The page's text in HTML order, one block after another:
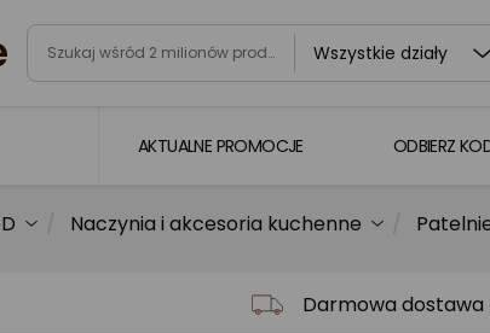
Wszystkie działy
AKTUALNE PROMOCJE ODBIERZ
Naczynia i akcesoria kuchenne
Darmowa dostawa